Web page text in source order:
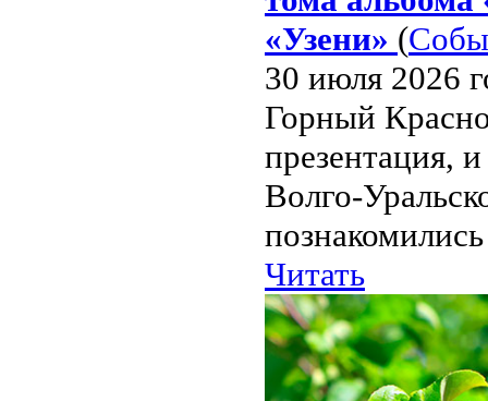
«Узени» (
30 июля 2026
Горный
презентация,
Волго-
Читать